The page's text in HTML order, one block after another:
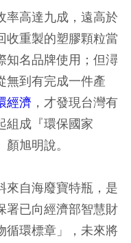
率高達九成，遠高於
收重製的塑膠顆粒當
知名品牌使用；但潯
無到有完成一件產
經濟 ，才發現台灣有
組成『環保國家
旭明說。
來自海廢寶特瓶，是
署已向經濟部智慧財
循環標章」，未來將